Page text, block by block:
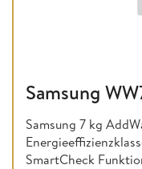
Samsung
Samsung 7 kg
SmartCheck